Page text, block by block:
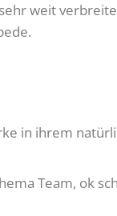
weit
in ihrem
Team, ok